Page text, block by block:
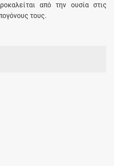
από την ουσία στις
τους.